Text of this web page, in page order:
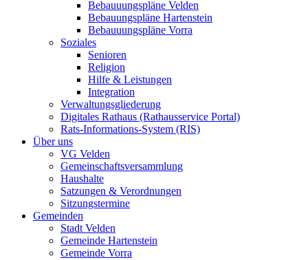
Bebauuungspläne Velden
Bebauungspläne Hartenstein
Bebauuungspläne Vorra
Soziales
Senioren
Religion
Hilfe & Leistungen
Integration
Verwaltungsgliederung
Digitales Rathaus (Rathausservice Portal)
Rats-Informations-System (RIS)
Über uns
VG Velden
Gemeinschaftsversammlung
Haushalte
Satzungen & Verordnungen
Sitzungstermine
Gemeinden
Stadt Velden
Gemeinde Hartenstein
Gemeinde Vorra